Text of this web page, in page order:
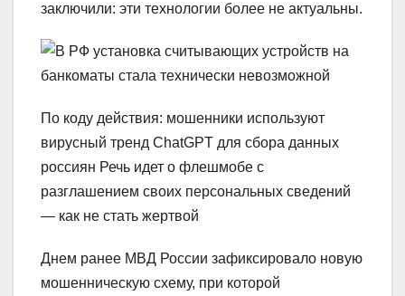
заключили: эти технологии более не актуальны.
По коду действия: мошенники используют
вирусный тренд ChatGPT для сбора данных
россиян Речь идет о флешмобе с
разглашением своих персональных сведений
— как не стать жертвой
Днем ранее МВД России зафиксировало новую
мошенническую схему, при которой